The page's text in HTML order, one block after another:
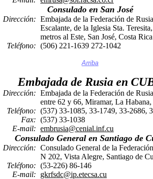
Consulado en San José
Dirección:
Teléfono:
Embajada de la Federación de
Escalante, de la Iglesia Sta.
metros al Este, San José, Costa Rica
(506) 221-1639 272-1042
Arriba
Embajada de Rusia en
Dirección:
Teléfono:
Fax:
E-mail:
Embajada de la Federación de
entre 62 y 66, Miramar, La Habana,
(537) 33-1085, 33-1749, 33-2686,
(537) 33-1038
embrusia@cenial.inf.cu
Consulado General en Santiago de
Dirección:
Teléfono:
E-mail:
Consulado General de la
N 202, Vista Alegre, Santiago de
(53-226) 86-146
gkrfsdc@ip.etecsa.cu